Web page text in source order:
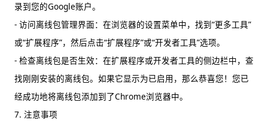
录到您的Google账户。
- 访问离线包管理界面：在浏览器的设置菜单中，找到“更多工具”
或“扩展程序”，然后点击“扩展程序”或“开发者工具”选项。
- 检查离线包是否生效：在扩展程序或开发者工具的侧边栏中，查
找刚刚安装的离线包。如果它显示为已启用，那么恭喜您！您已
经成功地将离线包添加到了Chrome浏览器中。
7. 注意事项